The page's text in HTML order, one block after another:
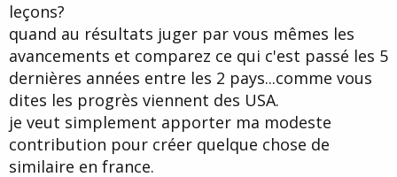
leçons?
quand au résultats juger par vous mêmes les
avancements et comparez ce qui c'est passé les 5
dernières années entre les 2 pays...comme vous
dites les progrès viennent des USA.
je veut simplement apporter ma modeste
contribution pour créer quelque chose de
similaire en france.